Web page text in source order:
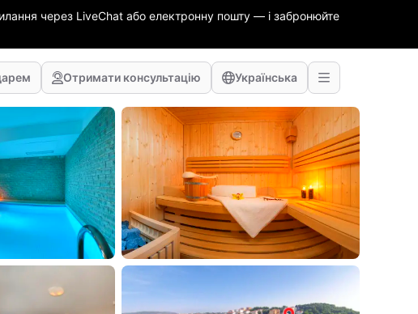
через LiveChat або електронну пошту — і забронюйте
Отримати консультацію Українська